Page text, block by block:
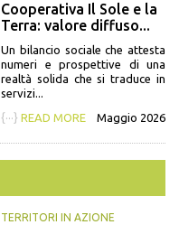
Cooperativa Il Sole e la
Terra: valore diffuso...
Un bilancio sociale che attesta
numeri e prospettive di una
realtà solida che si traduce in
servizi...
{···} READ MORE Maggio 2026
TERRITORI IN AZIONE